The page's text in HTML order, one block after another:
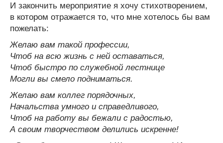
И закончить мероприятие я хочу стихотворением,
в котором отражается то, что мне хотелось бы вам
пожелать:
Желаю вам такой профессии,
Чтоб на всю жизнь с ней оставаться,
Чтоб быстро по служебной лестнице
Могли вы смело подниматься.
Желаю вам коллег порядочных,
Начальства умного и справедливого,
Чтоб на работу вы бежали с радостью,
А своим творчеством делились искренне!